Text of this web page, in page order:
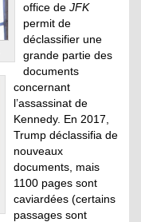
office de JFK
permit de
déclassifier une
grande partie des
documents
concernant
l’assassinat de
Kennedy. En 2017,
Trump déclassifia de
nouveaux
documents, mais
1100 pages sont
caviardées (certains
passages sont